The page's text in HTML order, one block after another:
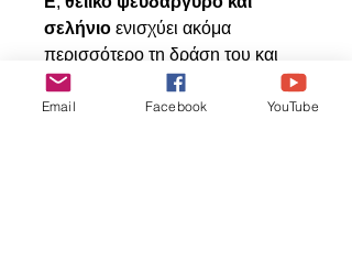
σελήνιο ενισχύει ακόμα
περισσότερο τη δράση του και
εξασφαλίζει
μέγιστη
απορρόφηση και
Email Facebook YouTube